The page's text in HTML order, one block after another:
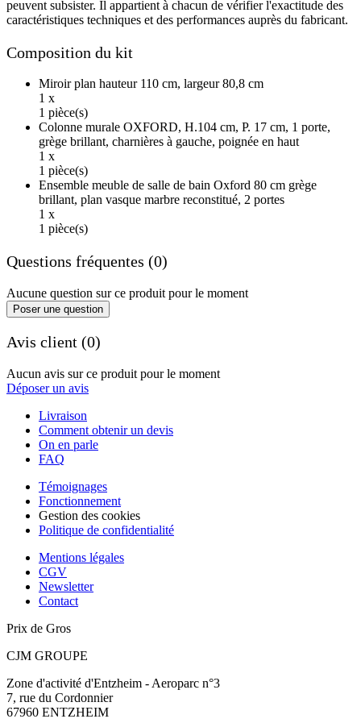
peuvent subsister. Il appartient à chacun de vérifier l'exactitude des
caractéristiques techniques et des performances auprès du fabricant.
Composition du kit
Miroir plan hauteur 110 cm, largeur 80,8 cm
1 x
1 pièce(s)
Colonne murale OXFORD, H.104 cm, P. 17 cm, 1 porte,
grège brillant, charnières à gauche, poignée en haut
1 x
1 pièce(s)
Ensemble meuble de salle de bain Oxford 80 cm grège
brillant, plan vasque marbre reconstitué, 2 portes
1 x
1 pièce(s)
Questions fréquentes (0)
Aucune question sur ce produit pour le moment
Poser une question
Avis client (0)
Aucun avis sur ce produit pour le moment
Déposer un avis
Livraison
Comment obtenir un devis
On en parle
FAQ
Témoignages
Fonctionnement
Gestion des cookies
Politique de confidentialité
Mentions légales
CGV
Newsletter
Contact
Prix de Gros
CJM GROUPE
Zone d'activité d'Entzheim - Aeroparc n°3
7, rue du Cordonnier
67960 ENTZHEIM